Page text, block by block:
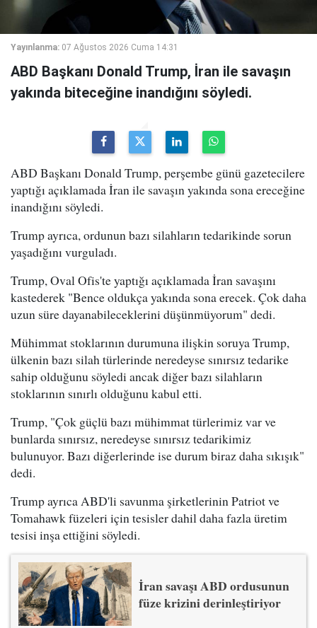
Yayınlanma: 07 Ağustos 2026 Cuma 14:31
ABD Başkanı Donald Trump, İran ile savaşın
yakında biteceğine inandığını söyledi.
ABD Başkanı Donald Trump, perşembe günü gazetecilere
yaptığı açıklamada İran ile savaşın yakında sona ereceğine
inandığını söyledi.
Trump ayrıca, ordunun bazı silahların tedarikinde sorun
yaşadığını vurguladı.
Trump, Oval Ofis'te yaptığı açıklamada İran savaşını
kastederek "Bence oldukça yakında sona erecek. Çok daha
uzun süre dayanabileceklerini düşünmüyorum" dedi.
Mühimmat stoklarının durumuna ilişkin soruya Trump,
ülkenin bazı silah türlerinde neredeyse sınırsız tedarike
sahip olduğunu söyledi ancak diğer bazı silahların
stoklarının sınırlı olduğunu kabul etti.
Trump, "Çok güçlü bazı mühimmat türlerimiz var ve
bunlarda sınırsız, neredeyse sınırsız tedarikimiz
bulunuyor. Bazı diğerlerinde ise durum biraz daha sıkışık"
dedi.
Trump ayrıca ABD'li savunma şirketlerinin Patriot ve
Tomahawk füzeleri için tesisler dahil daha fazla üretim
tesisi inşa ettiğini söyledi.
İran savaşı ABD ordusunun
füze krizini derinleştiriyor